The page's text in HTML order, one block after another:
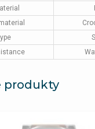
produkty